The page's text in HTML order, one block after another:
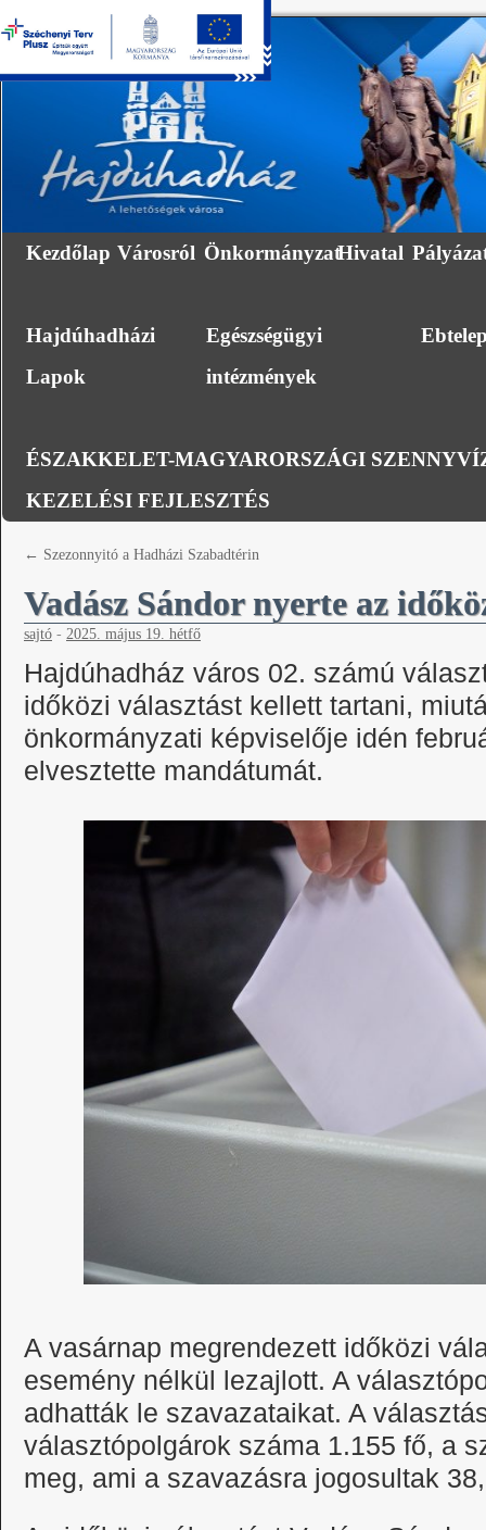
Kezdőlap Városról ÖnkormányzatHivatal
Hajdúhadházi
Lapok
Egészségügyi
intézmények
ÉSZAKKELET-MAGYARORSZÁGI
KEZELÉSI FEJLESZTÉS
← Szezonnyitó a Hadházi Szabadtérin
Vadász Sándor nyerte az
sajtó - 2025. május 19. hétfő
Hajdúhadház város 02. számú
időközi választást kellett tartani,
önkormányzati képviselője idén
elvesztette mandátumát.
A vasárnap megrendezett időközi
esemény nélkül lezajlott. A
adhatták le szavazataikat. A
választópolgárok száma 1.155 fő, a
meg, ami a szavazásra jogosultak